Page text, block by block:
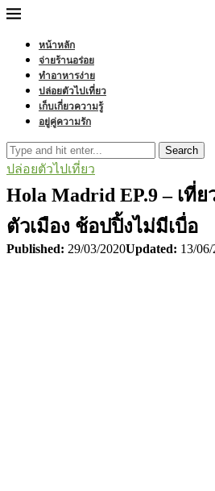
หน้าหลัก
จ่ายร้านอร่อย
ทำอาหารง่าย
ปล่อยตัวไปเที่ยว
เก็บเกี่ยวความรู้
อยู่คู่ความรัก
Search
ปล่อยตัวไปเที่ยว
Hola Madrid EP.9 – เที่
ตัวเมือง ช้อปปิ้งไม่มีเบื่อ
Published: 29/03/2020Updated: 13/06/